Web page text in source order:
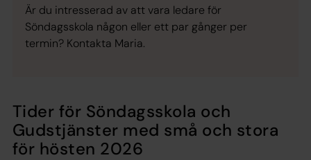
Är du intresserad av att vara ledare för
Söndagsskola någon eller ett par gånger per
termin? Kontakta Maria.
Tider för Söndagsskola och
Gudstjänster med små och stora
för hösten 2026